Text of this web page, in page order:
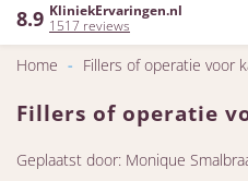
8.9 KliniekErvaringen.nl
1517 reviews
Home - Fillers of operatie voor
Fillers of operatie
Geplaatst door: Monique